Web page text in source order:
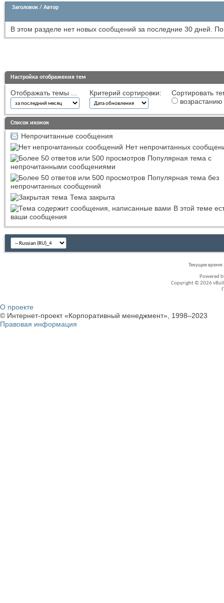
Заголовок / Автор
В этом разделе нет новых сообщений за последние 30 дней.
Настройка отображения тем
Отображать темы ... Критерий сортировки:
Сортировать
возрастанию
Список иконок
Непрочитанные сообщения
Нет непрочитанных
Популярная тема с
непрочитанными сообщениями
Популярная тема без
непрочитанных сообщений
Тема закрыта
В этой теме
ваши сообщения
Текущее время:
Powered
Copyright © 2026
О проекте
© Интернет-проект «Корпоративный менеджмент», 1998–2023
Правовая информация